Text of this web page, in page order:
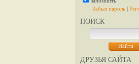
Забыл пароль|
ПОИСК
ДРУЗЬЯ САЙТА